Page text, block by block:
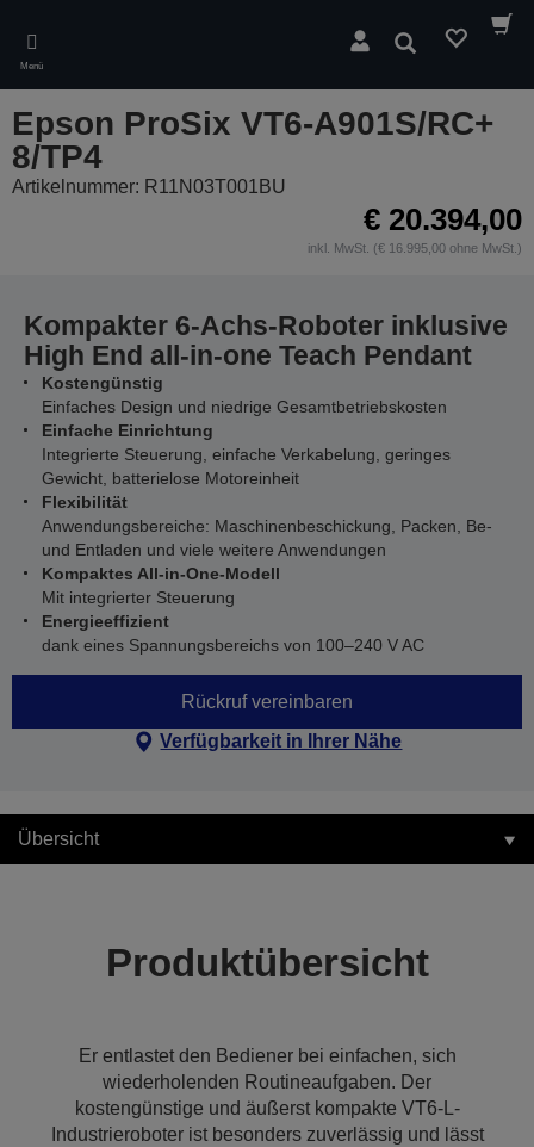
main
content
Menü
Suchen
Epson ProSix VT6-A901S/RC+
8/TP4
Artikelnummer: R11N03T001BU
€ 20.394,00
inkl. MwSt. (€ 16.995,00 ohne MwSt.)
Kompakter 6-Achs-Roboter inklusive
High End all-in-one Teach Pendant
Kostengünstig
Einfaches Design und niedrige Gesamtbetriebskosten
Einfache Einrichtung
Integrierte Steuerung, einfache Verkabelung, geringes
Gewicht, batterielose Motoreinheit
Flexibilität
Anwendungsbereiche: Maschinenbeschickung, Packen, Be-
und Entladen und viele weitere Anwendungen
Kompaktes All-in-One-Modell
Mit integrierter Steuerung
Energieeffizient
dank eines Spannungsbereichs von 100–240 V AC
Rückruf vereinbaren
Verfügbarkeit in Ihrer Nähe
Übersicht
Produktübersicht
Er entlastet den Bediener bei einfachen, sich
wiederholenden Routineaufgaben. Der
kostengünstige und äußerst kompakte VT6-L-
Industrieroboter ist besonders zuverlässig und lässt